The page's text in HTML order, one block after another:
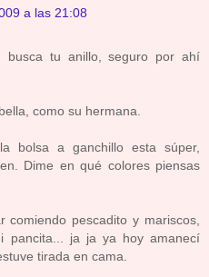
a las 21:08
busca tu anillo, seguro por ahí
como su hermana.
bolsa a ganchillo esta súper,
Dime en qué colores piensas
comiendo pescadito y mariscos,
pancita... ja ja ya hoy amanecí
tirada en cama.